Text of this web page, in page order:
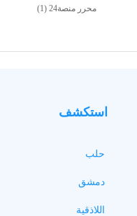
محرر منصة24 (1)
استكشف
حلب
دمشق
اللاذقية